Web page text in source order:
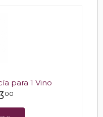
para 1 Vino
00